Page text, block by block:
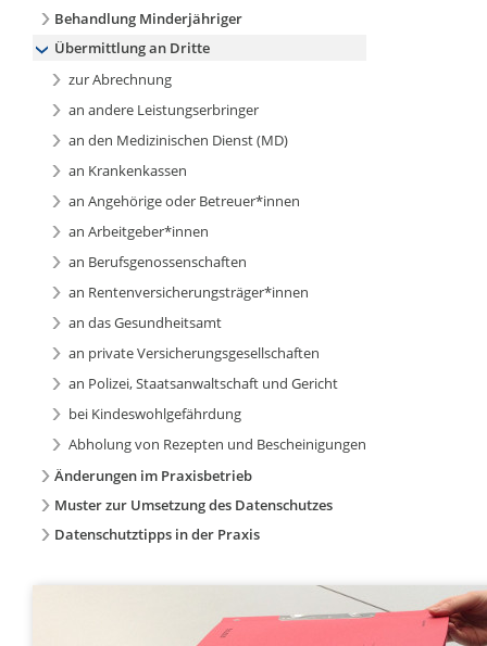
Behandlung Minderjähriger
Übermittlung an Dritte
zur Abrechnung
an andere Leistungserbringer
an den Medizinischen Dienst (MD)
an Krankenkassen
an Angehörige oder Betreuer*innen
an Arbeitgeber*innen
an Berufsgenossenschaften
an Rentenversicherungsträger*innen
an das Gesundheitsamt
an private Versicherungsgesellschaften
an Polizei, Staatsanwaltschaft und Gericht
bei Kindeswohlgefährdung
Abholung von Rezepten und Bescheinigungen
Änderungen im Praxisbetrieb
Muster zur Umsetzung des Datenschutzes
Datenschutztipps in der Praxis